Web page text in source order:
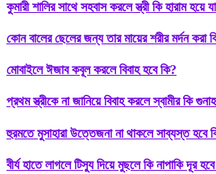
কুমারী শালির সাথে সহবাস করলে স্ত্রী কি হারাম হয়ে
কোন বালের ছেলের জন্য তার মায়ের শরীর মর্দন করা
মোবাইলে ঈজাব কবূল করলে বিবাহ হবে কি?
প্রথম স্ত্রীকে না জানিয়ে বিবাহ করলে স্বামীর কি
হুরমতে মুসাহারা উত্তেজনা না থাকলে সাব্যস্ত হবে
বীর্য হাতে লাগলে টিস্যু দিয়ে মুছলে কি নাপাকি দূর